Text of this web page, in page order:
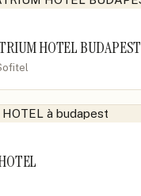
HOTEL BUDAPEST